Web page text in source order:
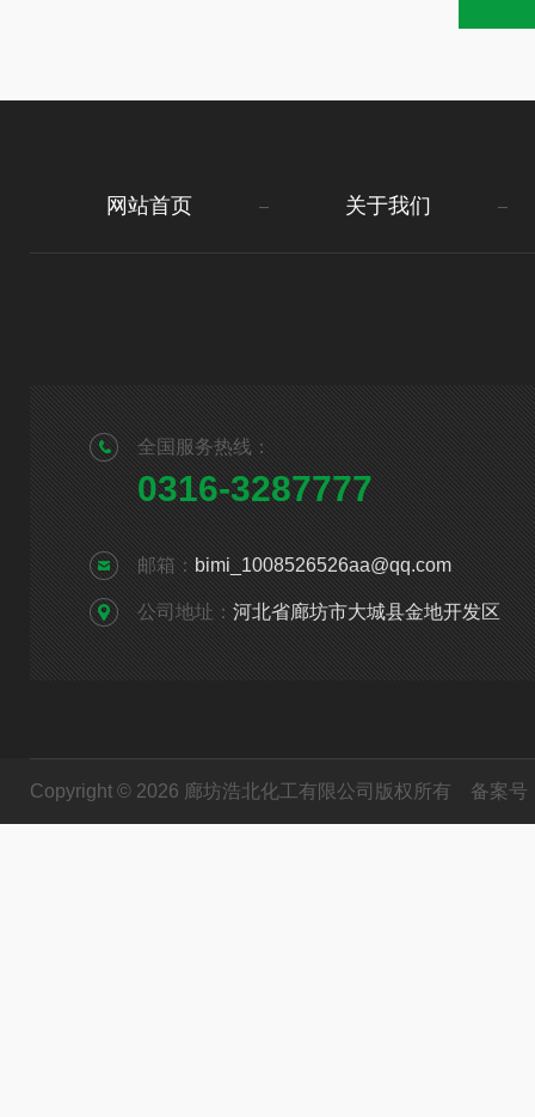
网站首页 关于我们
全国服务热线：
0316-3287777
邮箱： bimi_1008526526aa@qq.com
公司地址： 河北省廊坊市大城县金地开发区
Copyright © 2026 廊坊浩北化工有限公司版权所有 备案号